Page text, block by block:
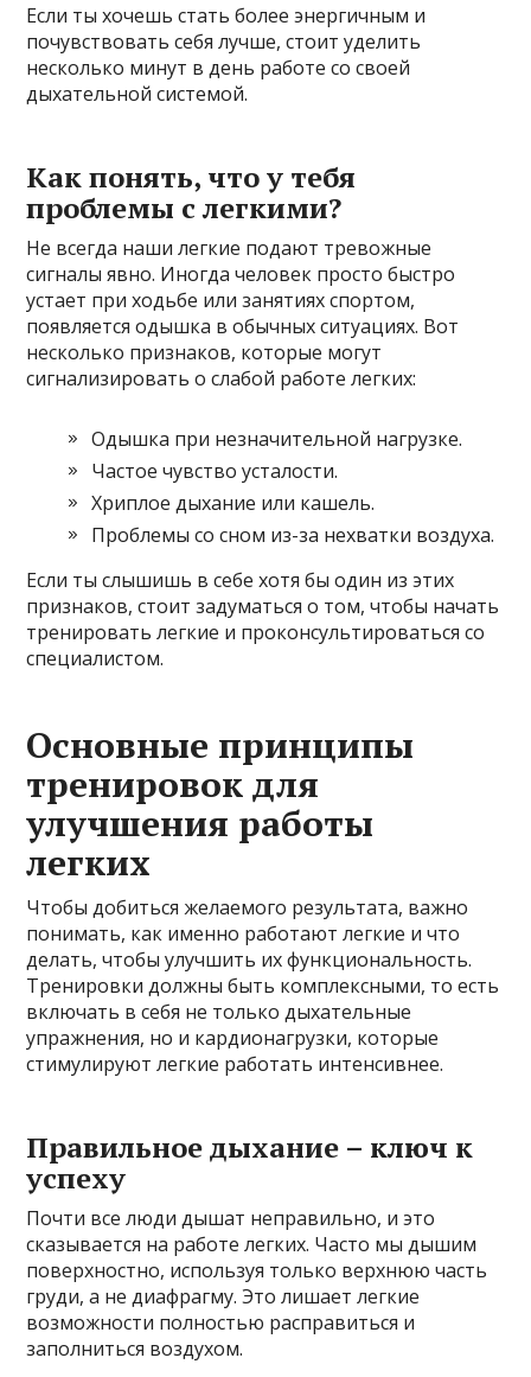
Если ты хочешь стать более энергичным и
почувствовать себя лучше, стоит уделить
несколько минут в день работе со своей
дыхательной системой.
Как понять, что у тебя
проблемы с легкими?
Не всегда наши легкие подают тревожные
сигналы явно. Иногда человек просто быстро
устает при ходьбе или занятиях спортом,
появляется одышка в обычных ситуациях. Вот
несколько признаков, которые могут
сигнализировать о слабой работе легких:
Одышка при незначительной нагрузке.
Частое чувство усталости.
Хриплое дыхание или кашель.
Проблемы со сном из-за нехватки воздуха.
Если ты слышишь в себе хотя бы один из этих
признаков, стоит задуматься о том, чтобы начать
тренировать легкие и проконсультироваться со
специалистом.
Основные принципы
тренировок для
улучшения работы
легких
Чтобы добиться желаемого результата, важно
понимать, как именно работают легкие и что
делать, чтобы улучшить их функциональность.
Тренировки должны быть комплексными, то есть
включать в себя не только дыхательные
упражнения, но и кардионагрузки, которые
стимулируют легкие работать интенсивнее.
Правильное дыхание – ключ к
успеху
Почти все люди дышат неправильно, и это
сказывается на работе легких. Часто мы дышим
поверхностно, используя только верхнюю часть
груди, а не диафрагму. Это лишает легкие
возможности полностью расправиться и
заполниться воздухом.